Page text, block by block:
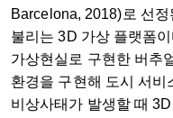
Barcelona, 2018)로 선정
불리는 3D 가상 플랫폼
가상현실로 구현한 버추
환경을 구현해 도시 서비
비상사태가 발생할 때